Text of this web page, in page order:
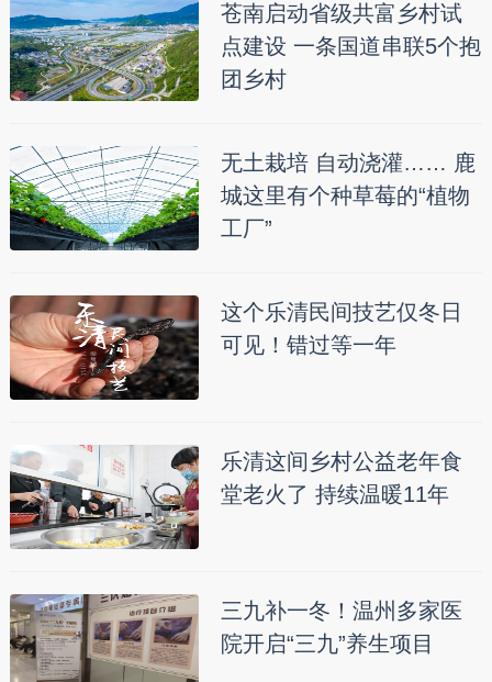
苍南启动省级共富乡村试
点建设 一条国道串联5个抱
团乡村
无土栽培 自动浇灌…… 鹿
城这里有个种草莓的“植物
工厂”
这个乐清民间技艺仅冬日
可见！错过等一年
乐清这间乡村公益老年食
堂老火了 持续温暖11年
三九补一冬！温州多家医
院开启“三九”养生项目